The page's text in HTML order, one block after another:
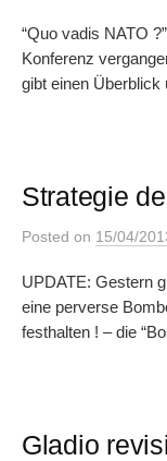
“Quo vadis NATO
Konferenz
gibt einen Überblick
Strategie
Posted on 15/04/
UPDATE: Gestern
eine perverse
festhalten ! – die
Gladio